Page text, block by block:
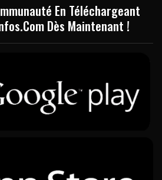
En Téléchargeant
Dès Maintenant !